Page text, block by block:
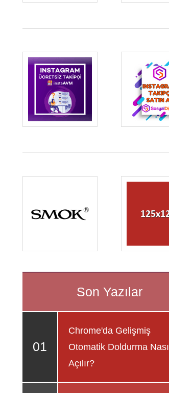
Chrome'da Gelişmiş
Otomatik Doldurma Nasıl
Açılır?